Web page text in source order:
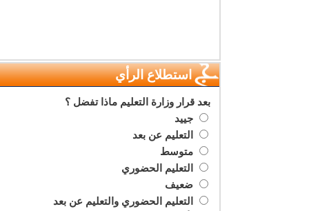
استطلاع الرأي
بعد قرار وزارة التعليم ماذا تفضل ؟
جييد
التعليم عن بعد
متوسط
التعليم الحضوري
ضعيف
التعليم الحضوري والتعليم عن بعد